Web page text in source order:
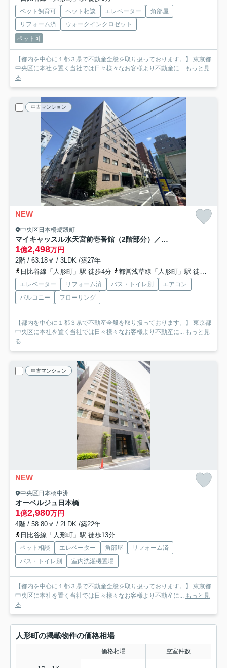
ペット飼育可 ペット相談 エレベーター
角部屋
リフォーム済
ウォークインクロゼット
ペット可
【都内を中心に１都３県で不動産全般を取り扱っております。】 東京都
中央区に本社を置く当社では日々様々なお客様より不動産に... もっと見
る
中古マンション
NEW
中央区日本橋蛎殻町
マイキャッスル水天宮前壱番館（2階部分）／仲介手数料無料／新規フルリノベーション
1億2,498万円
2階 / 63.18㎡ / 3LDK /築27年
日比谷線「人形町」駅 徒歩4分
都営浅草線「人形町」駅 徒歩10分
エレベーター リフォーム済 バス・トイレ別
エアコン
バルコニー
フローリング
【都内を中心に１都３県で不動産全般を取り扱っております。】 東京都
中央区に本社を置く当社では日々様々なお客様より不動産に... もっと見
る
中古マンション
NEW
中央区日本橋中洲
オーベルジュ日本橋
1億2,980万円
4階 / 58.80㎡ / 2LDK /築22年
日比谷線「人形町」駅 徒歩13分
ペット相談 エレベーター 角部屋
リフォーム済
バス・トイレ別
室内洗濯機置場
【都内を中心に１都３県で不動産全般を取り扱っております。】 東京都
中央区に本社を置く当社では日々様々なお客様より不動産に... もっと見
る
人形町の掲載物件の価格相場
価格相場 空室件数